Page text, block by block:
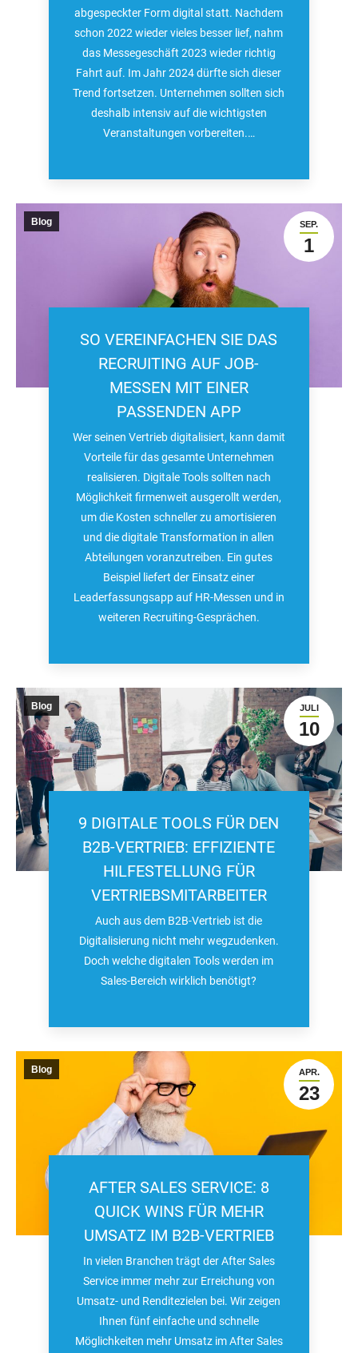
abgespeckter Form digital statt. Nachdem
schon 2022 wieder vieles besser lief, nahm
das Messegeschäft 2023 wieder richtig
Fahrt auf. Im Jahr 2024 dürfte sich dieser
Trend fortsetzen. Unternehmen sollten sich
deshalb intensiv auf die wichtigsten
Veranstaltungen vorbereiten.…
SEP.
1
Blog
SO VEREINFACHEN SIE DAS
RECRUITING AUF JOB-
MESSEN MIT EINER
PASSENDEN APP
Wer seinen Vertrieb digitalisiert, kann damit
Vorteile für das gesamte Unternehmen
realisieren. Digitale Tools sollten nach
Möglichkeit firmenweit ausgerollt werden,
um die Kosten schneller zu amortisieren
und die digitale Transformation in allen
Abteilungen voranzutreiben. Ein gutes
Beispiel liefert der Einsatz einer
Leaderfassungsapp auf HR-Messen und in
weiteren Recruiting-Gesprächen.
JULI
10
Blog
9 DIGITALE TOOLS FÜR DEN
B2B-VERTRIEB: EFFIZIENTE
HILFESTELLUNG FÜR
VERTRIEBSMITARBEITER
Auch aus dem B2B-Vertrieb ist die
Digitalisierung nicht mehr wegzudenken.
Doch welche digitalen Tools werden im
Sales-Bereich wirklich benötigt?
APR.
23
Blog
AFTER SALES SERVICE: 8
QUICK WINS FÜR MEHR
UMSATZ IM B2B-VERTRIEB
In vielen Branchen trägt der After Sales
Service immer mehr zur Erreichung von
Umsatz- und Renditezielen bei. Wir zeigen
Ihnen fünf einfache und schnelle
Möglichkeiten mehr Umsatz im After Sales